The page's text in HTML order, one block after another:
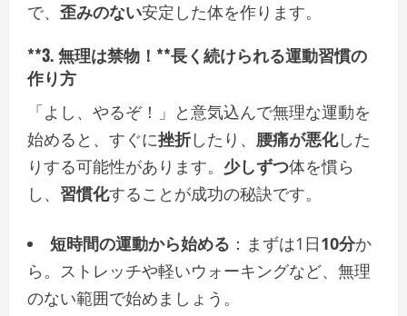
で、 歪みのない安定した体を作ります。
**3. 無理は禁物！**長く続けられる運動習慣の
作り方
「よし、やるぞ！」と意気込んで無理な運動を
始めると、すぐに挫折したり、 腰痛が悪化した
りする可能性があります。 少しずつ体を慣ら
し、 習慣化することが成功の秘訣です。
短時間の運動から始める ：まずは1日10分か
ら。ストレッチや軽いウォーキングなど、無理
のない範囲で始めましょう。